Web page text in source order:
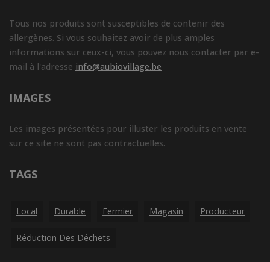
Tous nos produits sont susceptibles de contenir des
allergènes. Si vous souhaitez avoir de plus amples
informations sur ceux-ci, vous pouvez nous contacter par e-
mail à l'adresse info@aubiovillage.be
IMAGES
Les images présentées pour illuster les produits en vente
sur ce site ne sont pas contractuelles.
TAGS
Local Durable Fermier Magasin Producteur
Réduction Des Déchets